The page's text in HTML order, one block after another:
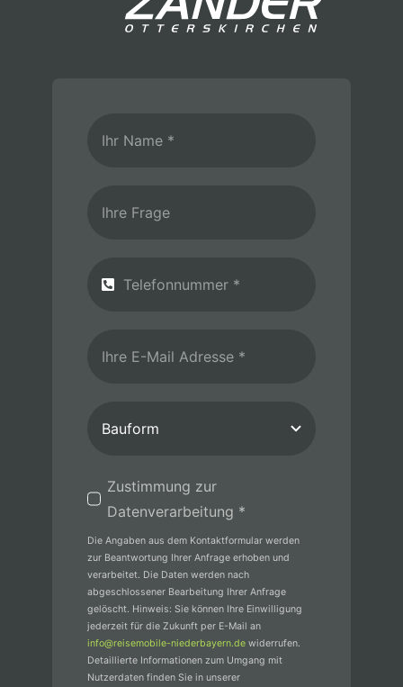
Zustimmung zur
Datenverarbeitung *
Die Angaben aus dem Kontaktformular werden
zur Beantwortung Ihrer Anfrage erhoben und
verarbeitet. Die Daten werden nach
abgeschlossener Bearbeitung Ihrer Anfrage
gelöscht. Hinweis: Sie können Ihre Einwilligung
jederzeit für die Zukunft per E-Mail an
info@reisemobile-niederbayern.de widerrufen.
Detaillierte Informationen zum Umgang mit
Nutzerdaten finden Sie in unserer